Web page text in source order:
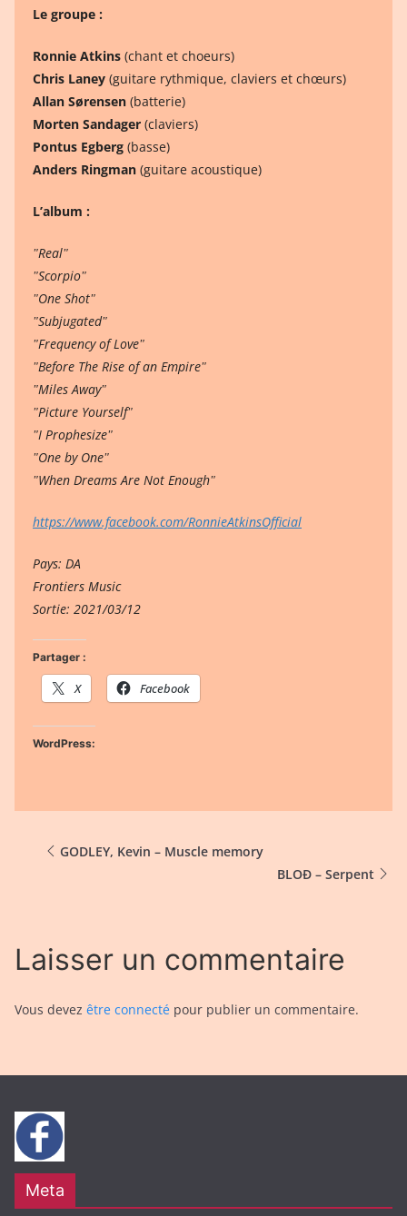
Le groupe :
Ronnie Atkins (chant et choeurs)
Chris Laney (guitare rythmique, claviers et chœurs)
Allan Sørensen (batterie)
Morten Sandager (claviers)
Pontus Egberg (basse)
Anders Ringman (guitare acoustique)
L’album :
ʺRealʺ
ʺScorpioʺ
ʺOne Shotʺ
ʺSubjugatedʺ
ʺFrequency of Loveʺ
ʺBefore The Rise of an Empireʺ
ʺMiles Awayʺ
ʺPicture Yourselfʺ
ʺI Prophesizeʺ
ʺOne by Oneʺ
ʺWhen Dreams Are Not Enoughʺ
https://www.facebook.com/RonnieAtkinsOfficial
Pays: DA
Frontiers Music
Sortie: 2021/03/12
Partager :
X Facebook
WordPress:
GODLEY, Kevin – Muscle memory
BLOĐ – Serpent
Laisser un commentaire
Vous devez être connecté pour publier un commentaire.
Meta